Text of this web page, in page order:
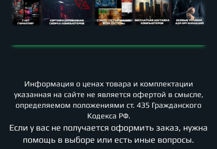
Информация о ценах товара и комплектации
указанная на сайте не является офертой в смысле,
определяемом положениями ст. 435 Гражданского
Кодекса РФ.
Если у вас не получается оформить заказ, нужна
помощь в выборе или есть иные вопросы.